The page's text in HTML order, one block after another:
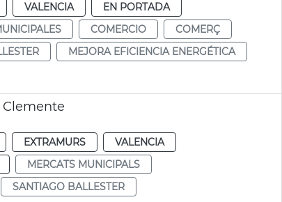
VALENCIA
EN PORTADA
COMERCIO
COMERÇ
MEJORA EFICIENCIA ENERGÉTICA
Clemente
EXTRAMURS
VALENCIA
MERCATS MUNICIPALS
SANTIAGO BALLESTER